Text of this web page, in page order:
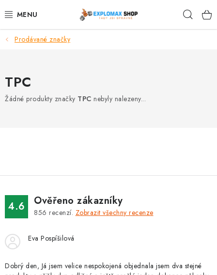
na
%AKCE
ZNAČKY
Kontakty Slovník pojmů
Podmínky ochrany osobních údajů
Doprava a platba
Prodávané značky
TPC
Žádné produkty značky TPC nebyly nalezeny...
4.6 Ověřeno zákazníky
856 recenzí. Zobrazit všechny recenze
Eva Pospíšilová
Dobrý den, Já jsem velice nespokojená objednala jsem dva stejné